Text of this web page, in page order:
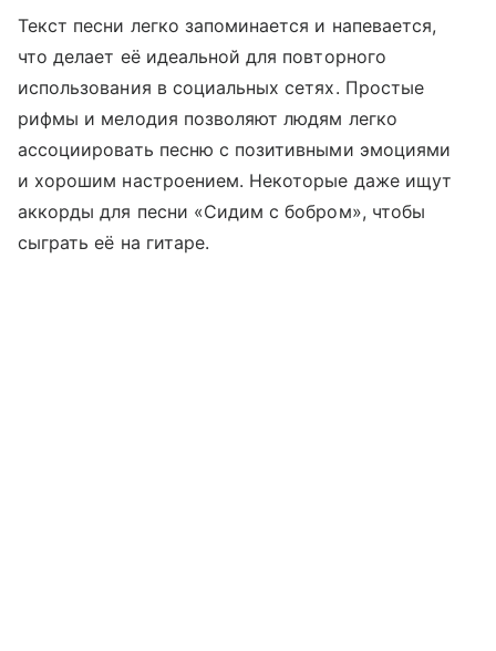
Текст песни легко запоминается и напевается,
что делает её идеальной для повторного
использования в социальных сетях. Простые
рифмы и мелодия позволяют людям легко
ассоциировать песню с позитивными эмоциями
и хорошим настроением. Некоторые даже ищут
аккорды для песни «Сидим с бобром», чтобы
сыграть её на гитаре.